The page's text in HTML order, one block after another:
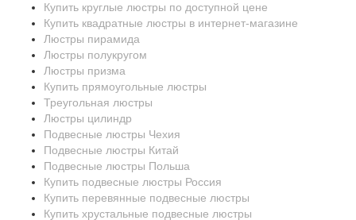
Купить круглые люстры по доступной цене
Купить квадратные люстры в интернет-магазине
Люстры пирамида
Люстры полукругом
Люстры призма
Купить прямоугольные люстры
Треугольная люстры
Люстры цилиндр
Подвесные люстры Чехия
Подвесные люстры Китай
Подвесные люстры Польша
Купить подвесные люстры Россия
Купить перевянные подвесные люстры
Купить хрустальные подвесные люстры